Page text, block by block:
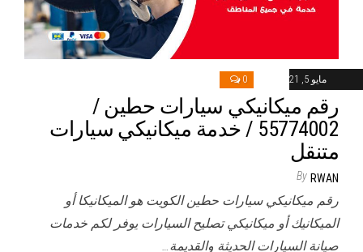
مايو 5, 2021 0
رقم ميكانيكي سيارات حطين /
55774002‬ / خدمة ميكانيكي سيارات
متنقل
By RWAN
رقم ميكانيكي سيارات حطين الكويت هو الميكانيكا أو
الميكانيك أو ميكانيكي تصليح السيارات يوفر لكم خدمات
صيانة السيارات الحديثة والقديمة…